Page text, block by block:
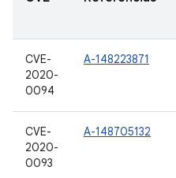
CVE-
2020-
0094
A-148223871
CVE-
2020-
0093
A-148705132